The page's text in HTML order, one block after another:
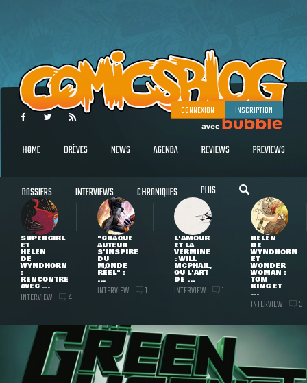
CONNEXION INSCRIPTION
HOME BRÈVES NEWS AGENDA REVIEWS PREVIEWS
DOSSIERS INTERVIEWS CHRONIQUES PLUS
SUPERGIRL
ET
HELEN
DE
WYNDHORN
:
RENCONTRE
AVEC ...
INTERVIEW 4
"CHAQUE
AUTEUR
S'INSPIRE
DU
MONDE
RÉEL" :
...
INTERVIEW 1
L'AMOUR
ET LA
VERMINE
: WILL
MCPHAIL,
OU L'ART
DE ...
INTERVIEW 1
HELEN
DE
WYNDHORN
ET
WONDER
WOMAN :
TOM
KING ET
...
INTERVIEW 3